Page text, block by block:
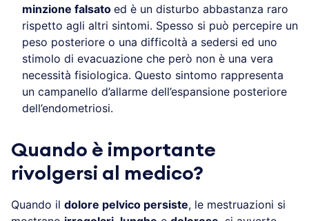
minzione falsato ed è un disturbo abbastanza raro
rispetto agli altri sintomi. Spesso si può percepire un
peso posteriore o una difficoltà a sedersi ed uno
stimolo di evacuazione che però non è una vera
necessità fisiologica. Questo sintomo rappresenta
un campanello d’allarme dell’espansione posteriore
dell’endometriosi.
Quando è importante
rivolgersi al medico?
Quando il dolore pelvico persiste, le mestruazioni si